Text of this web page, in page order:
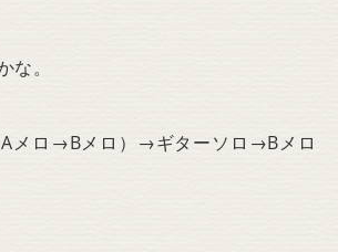
volume.
。
メロ→Bメロ）→ギターソロ→Bメロ